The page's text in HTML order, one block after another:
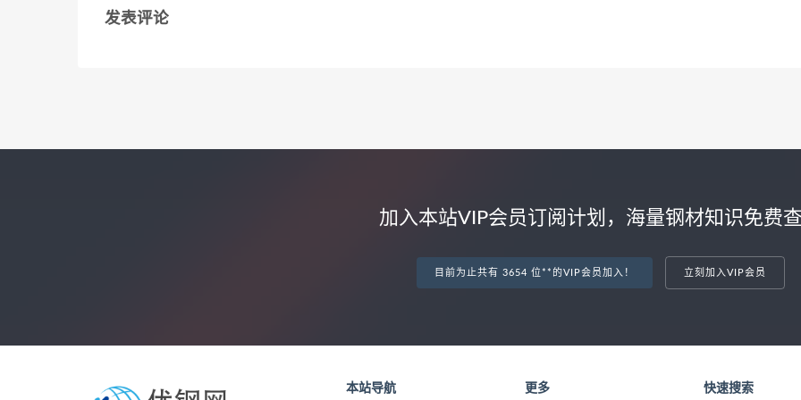
发表评论
加入本站VIP会员订阅计划，海量钢材知识免费
目前为止共有 3654 位**的VIP会员加入！ 立刻加入VIP会员
本站导航 更多 快速搜索